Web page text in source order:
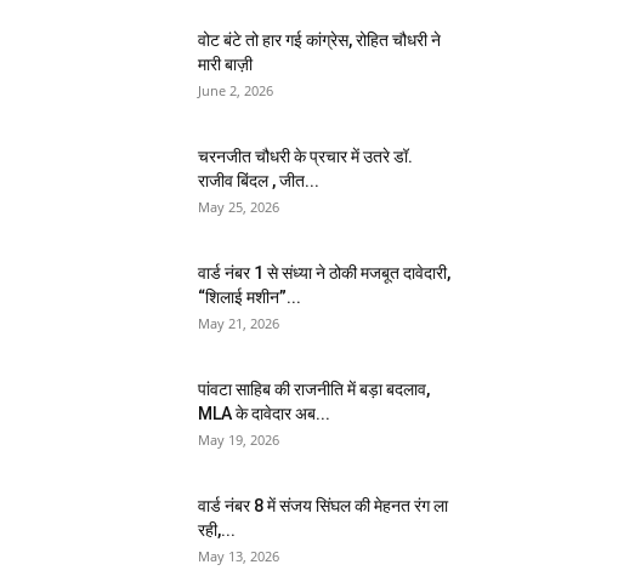
वोट बंटे तो हार गई कांग्रेस, रोहित चौधरी ने
मारी बाज़ी
June 2, 2026
चरनजीत चौधरी के प्रचार में उतरे डॉ.
राजीव बिंदल , जीत...
May 25, 2026
वार्ड नंबर 1 से संध्या ने ठोकी मजबूत दावेदारी,
“शिलाई मशीन”...
May 21, 2026
पांवटा साहिब की राजनीति में बड़ा बदलाव,
MLA के दावेदार अब...
May 19, 2026
वार्ड नंबर 8 में संजय सिंघल की मेहनत रंग ला
रही,...
May 13, 2026